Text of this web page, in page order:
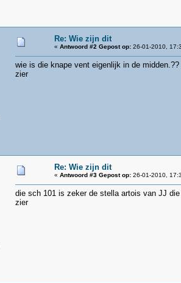
Re: Wie zijn dit
« Antwoord #2 Gepost op:26-01-2010,
wie is die knape vent eigenlijk in de midden.??
zier
Re: Wie zijn dit
« Antwoord #3 Gepost op:26-01-2010,
die sch 101 is zeker de stella artois van JJ
zier